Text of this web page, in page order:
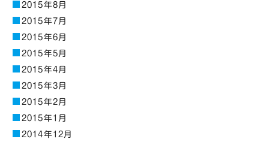
2015年8月
2015年7月
2015年6月
2015年5月
2015年4月
2015年3月
2015年2月
2015年1月
2014年12月